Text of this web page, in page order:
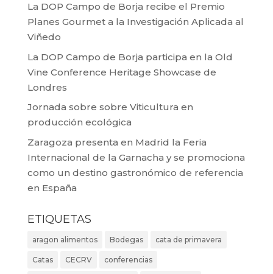
La DOP Campo de Borja recibe el Premio
Planes Gourmet a la Investigación Aplicada al
Viñedo
La DOP Campo de Borja participa en la Old
Vine Conference Heritage Showcase de
Londres
Jornada sobre sobre Viticultura en
producción ecológica
Zaragoza presenta en Madrid la Feria
Internacional de la Garnacha y se promociona
como un destino gastronómico de referencia
en España
ETIQUETAS
aragon alimentos Bodegas cata de primavera
Catas CECRV conferencias